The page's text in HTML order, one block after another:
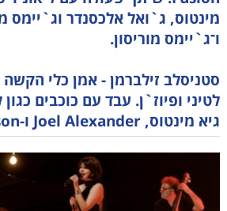
מינטוס, ג`ואל אלכסנדר וג`יימס
ו־ג`יימס מוריסון.
סטניסלב זילברמן - אמן כלי
לטיני ופיוז`ן. עבד עם כוכבים
גיא מינטוס, Joel Alexander ו-James Morrison.